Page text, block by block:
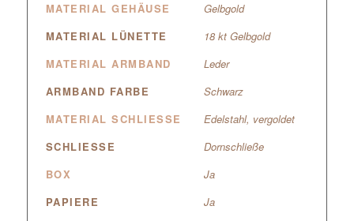
MATERIAL GEHÄUSE
Gelbgold
MATERIAL LÜNETTE
18 kt Gelbgold
MATERIAL ARMBAND
Leder
ARMBAND FARBE
Schwarz
MATERIAL SCHLIESSE
Edelstahl, vergoldet
SCHLIESSE
Dornschließe
BOX
Ja
PAPIERE
Ja